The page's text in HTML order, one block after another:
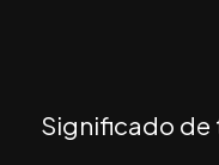
Significado de